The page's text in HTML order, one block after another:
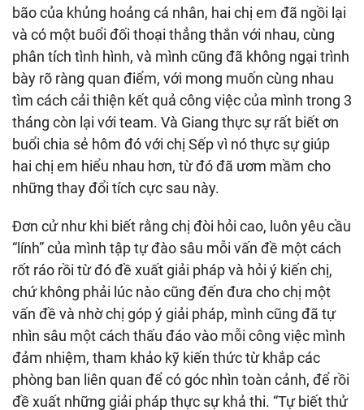
bão của khủng hoảng cá nhân, hai chị em đã ngồi lại
và có một buổi đối thoại thẳng thắn với nhau, cùng
phân tích tình hình, và mình cũng đã không ngại trình
bày rõ ràng quan điểm, với mong muốn cùng nhau
tìm cách cải thiện kết quả công việc của mình trong 3
tháng còn lại với team. Và Giang thực sự rất biết ơn
buổi chia sẻ hôm đó với chị Sếp vì nó thực sự giúp
hai chị em hiểu nhau hơn, từ đó đã ươm mầm cho
những thay đổi tích cực sau này.
Đơn cử như khi biết rằng chị đòi hỏi cao, luôn yêu cầu
“lính” của mình tập tự đào sâu mỗi vấn đề một cách
rốt ráo rồi từ đó đề xuất giải pháp và hỏi ý kiến chị,
chứ không phải lúc nào cũng đến đưa cho chị một
vấn đề và nhờ chị góp ý giải pháp, mình cũng đã tự
nhìn sâu một cách thấu đáo vào mỗi công việc mình
đảm nhiệm, tham khảo kỹ kiến thức từ khắp các
phòng ban liên quan để có góc nhìn toàn cảnh, để rồi
đề xuất những giải pháp thực sự khả thi. “Tự biết thử